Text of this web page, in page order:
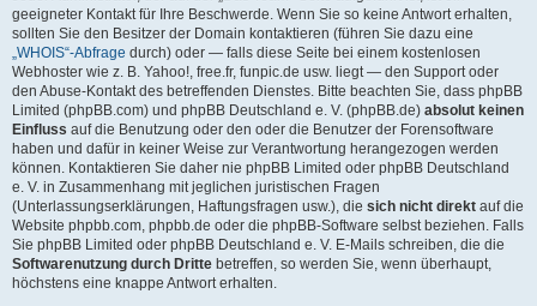
geeigneter Kontakt für Ihre Beschwerde. Wenn Sie so keine Antwort erhalten,
sollten Sie den Besitzer der Domain kontaktieren (führen Sie dazu eine
„WHOIS“-Abfrage durch) oder — falls diese Seite bei einem kostenlosen
Webhoster wie z. B. Yahoo!, free.fr, funpic.de usw. liegt — den Support oder
den Abuse-Kontakt des betreffenden Dienstes. Bitte beachten Sie, dass phpBB
Limited (phpBB.com) und phpBB Deutschland e. V. (phpBB.de) absolut keinen
Einfluss auf die Benutzung oder den oder die Benutzer der Forensoftware
haben und dafür in keiner Weise zur Verantwortung herangezogen werden
können. Kontaktieren Sie daher nie phpBB Limited oder phpBB Deutschland
e. V. in Zusammenhang mit jeglichen juristischen Fragen
(Unterlassungserklärungen, Haftungsfragen usw.), die sich nicht direkt auf die
Website phpbb.com, phpbb.de oder die phpBB-Software selbst beziehen. Falls
Sie phpBB Limited oder phpBB Deutschland e. V. E-Mails schreiben, die die
Softwarenutzung durch Dritte betreffen, so werden Sie, wenn überhaupt,
höchstens eine knappe Antwort erhalten.